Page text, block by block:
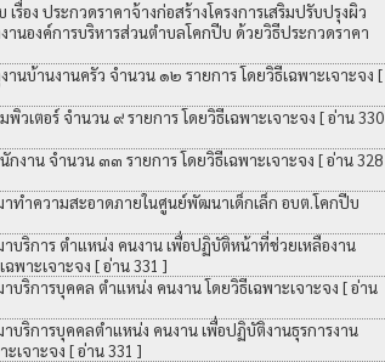
อง ประกวดราคาจ้างก่อสร้างโครงการเสริมปรับปรุงผิว
นองค์การบริหารส่วนตำบลโคกปีบ ด้วยวิธีประกวดราคา
นบ้านงานครัว จำนวน ๑๒ รายการ โดยวิธีเฉพาะเจาะจง [
วเตอร์ จำนวน ๙ รายการ โดยวิธีเฉพาะเจาะจง [ อ่าน 330
งาน จำนวน ๓๓ รายการ โดยวิธีเฉพาะเจาะจง [ อ่าน 328
าทำความสะอาดภายในศูนย์พัฒนาเด็กเล็ก อบต.โคกปีบ
บริการ ตำแหน่ง คนงาน เพื่อปฏิบัติหน้าที่ช่วยเหลืองาน
พาะเจาะจง [ อ่าน 331 ]
บริการบุคคล ตำแหน่ง คนงาน โดยวิธีเฉพาะเจาะจง [ อ่าน
บริการบุคคลตำแหน่ง คนงาน เพื่อปฏิบัติงานธุรการงาน
เจาะจง [ อ่าน 331 ]